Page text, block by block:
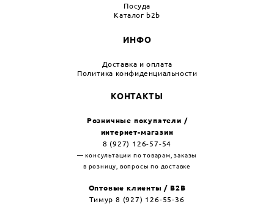
Посуда
Каталог b2b
ИНФО
Доставка и оплата
Политика конфиденциальности
КОНТАКТЫ
Розничные покупатели /
интернет-магазин
8 (927) 126-57-54
— консультации по товарам, заказы
в розницу, вопросы по доставке
Оптовые клиенты / B2B
Тимур 8 (927) 126-55-36